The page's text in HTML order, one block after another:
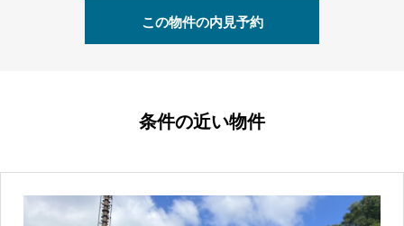
この物件の内見予約
条件の近い物件